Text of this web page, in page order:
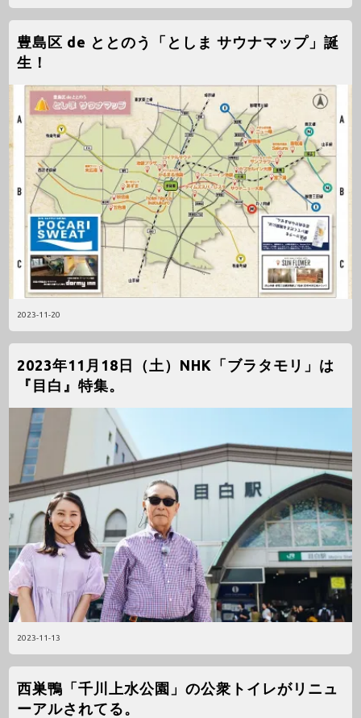
2023-11-20
豊島区 de ととのう「としま サウナマップ」誕
生！
2023-11-13
2023年11月18日（土）NHK「ブラタモリ」は
『目白』特集。
西巣鴨「千川上水公園」の公衆トイレがリニュ
ーアルされてる。